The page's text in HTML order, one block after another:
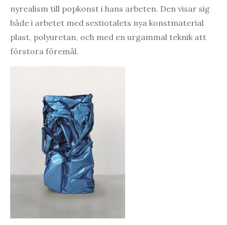
nyrealism till popkonst i hans arbeten. Den visar sig
både i arbetet med sextiotalets nya konstmaterial
plast, polyuretan, och med en urgammal teknik att
förstora föremål.